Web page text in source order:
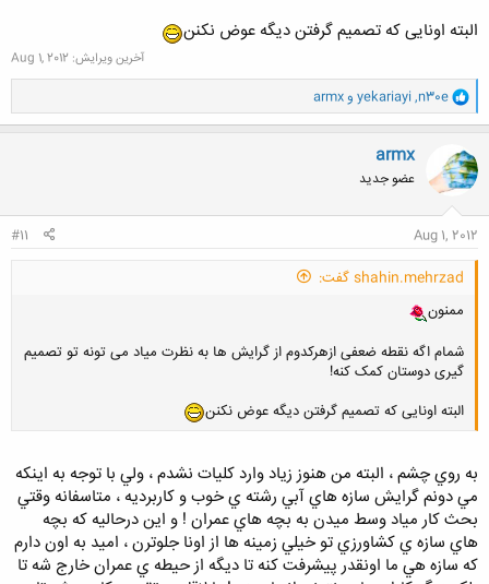
البته اونایی که تصمیم گرفتن دیگه عوض نکنن
آخرین ویرایش: Aug 1, 2012
و
ا
ک
ش
ه
ا
n30e
,
yekariayi و armx
armx
عضو جدید
Aug 1, 2012
#11
shahin.mehrzad گفت:
ممنون
شمام اگه نقطه ضعفی ازهرکدوم از گرایش ها به نظرت میاد می تونه تو تصمیم
گیری دوستان کمک کنه!
البته اونایی که تصمیم گرفتن دیگه عوض نکنن
به روي چشم ، البته من هنوز زياد وارد كليات نشدم ، ولي با توجه به اينكه
مي دونم گرايش سازه هاي آبي رشته ي خوب و كاربرديه ، متاسفانه وقتي
بحث كار مياد وسط ميدن به بچه هاي عمران ! و اين درحاليه كه بچه
هاي سازه ي كشاورزي تو خيلي زمينه ها از اونا جلوترن ، اميد به اون دارم
كه سازه هي ما اونقدر پيشرفت كنه تا ديگه از حيطه ي عمران خارج شه تا